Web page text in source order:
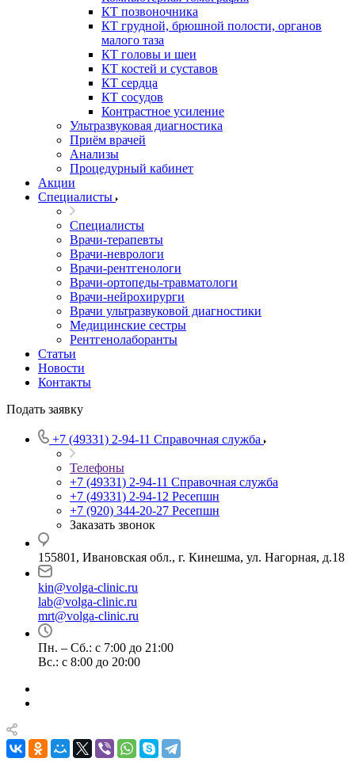
КТ позвоночника
КТ грудной, брюшной полости, органов
малого таза
КТ головы и шеи
КТ костей и суставов
КТ сердца
КТ сосудов
Контрастное усиление
Ультразвуковая диагностика
Приём врачей
Анализы
Процедурный кабинет
Акции
Специалисты
Специалисты
Врачи-терапевты
Врачи-неврологи
Врачи-рентгенологи
Врачи-ортопеды-травматологи
Врачи-нейрохирурги
Врачи ультразвуковой диагностики
Медицинские сестры
Рентгенолаборанты
Статьи
Новости
Контакты
Подать заявку
+7 (49331) 2-94-11 Справочная служба
Телефоны
+7 (49331) 2-94-11 Справочная служба
+7 (49331) 2-94-12 Ресепшн
+7 (920) 344-20-27 Ресепшн
Заказать звонок
155801, Ивановская обл., г. Кинешма, ул. Нагорная, д.18
kin@volga-clinic.ru
lab@volga-clinic.ru
mrt@volga-clinic.ru
Пн. – Сб.: с 7:00 до 21:00
Вс.: с 8:00 до 20:00